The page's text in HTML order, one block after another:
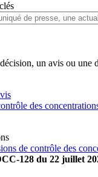
un avis ou une
des
de contrôle des
128 du 22 juillet